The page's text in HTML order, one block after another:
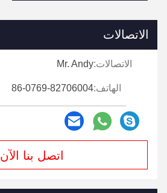
الاتصالات
الاتصالات:Mr. Andy
الهاتف:86-0769-82706004
اتصل بنا الآن